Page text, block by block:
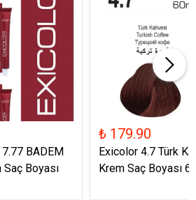
7.77 BADEM
Saç Boyası
₺ 179.90
Exicolor 4.7 Türk
Krem Saç Boyası